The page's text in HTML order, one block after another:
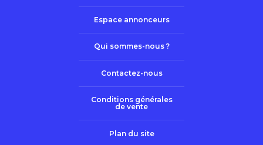
Espace annonceurs
Qui sommes-nous ?
Contactez-nous
Conditions générales
de vente
Plan du site